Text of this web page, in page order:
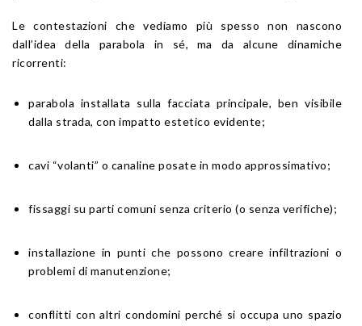
Le contestazioni che vediamo più spesso non nascono
dall’idea della parabola in sé, ma da alcune dinamiche
ricorrenti:
parabola installata sulla facciata principale, ben visibile
dalla strada, con impatto estetico evidente;
cavi “volanti” o canaline posate in modo approssimativo;
fissaggi su parti comuni senza criterio (o senza verifiche);
installazione in punti che possono creare infiltrazioni o
problemi di manutenzione;
conflitti con altri condomini perché si occupa uno spazio